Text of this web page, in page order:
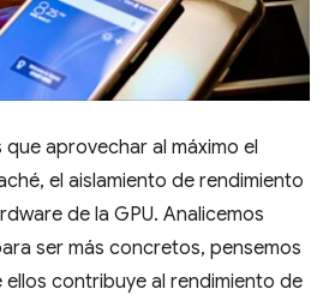
aprovechar al máximo el
el aislamiento de rendimiento
de la GPU. Analicemos
ser más concretos, pensemos
contribuye al rendimiento de